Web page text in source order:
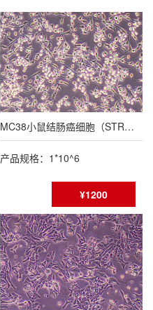
MC38小鼠结肠癌细胞（STR鉴定报告/种属鉴定报告）
产品规格：1*10^6
¥1200